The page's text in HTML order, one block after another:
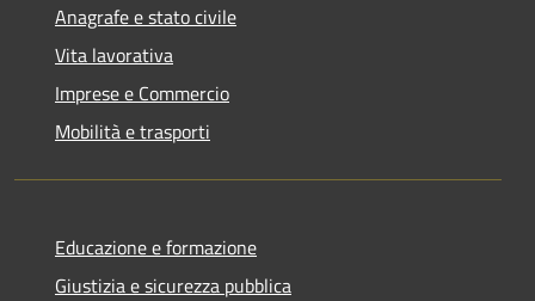
Anagrafe e stato civile
Vita lavorativa
Imprese e Commercio
Mobilità e trasporti
Educazione e formazione
Giustizia e sicurezza pubblica